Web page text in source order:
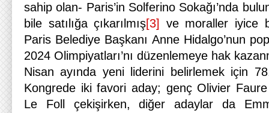
sahip olan- Paris’in Solferino Sokağı’nda
bile satılığa çıkarılmış[3]
ve moraller iyice
Paris Belediye Başkanı Anne Hidalgo’nun
2024 Olimpiyatları’nı düzenlemeye hak
Nisan ayında yeni liderini belirlemek için
Kongrede iki favori aday; genç Olivier
Le Foll çekişirken, diğer adaylar da